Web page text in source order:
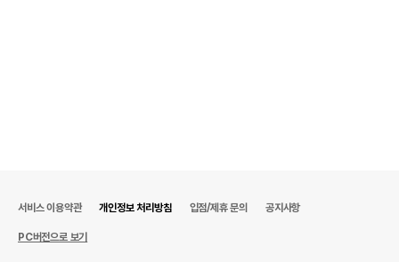
서비스 이용약관 개인정보 처리방침 입점/제휴 문의 공지사항
PC버전으로 보기